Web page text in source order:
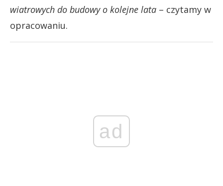
wiatrowych do budowy o kolejne lata – czytamy w
opracowaniu.
ad